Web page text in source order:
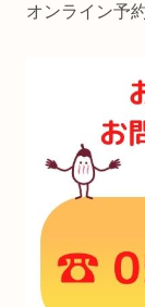
オンライン予